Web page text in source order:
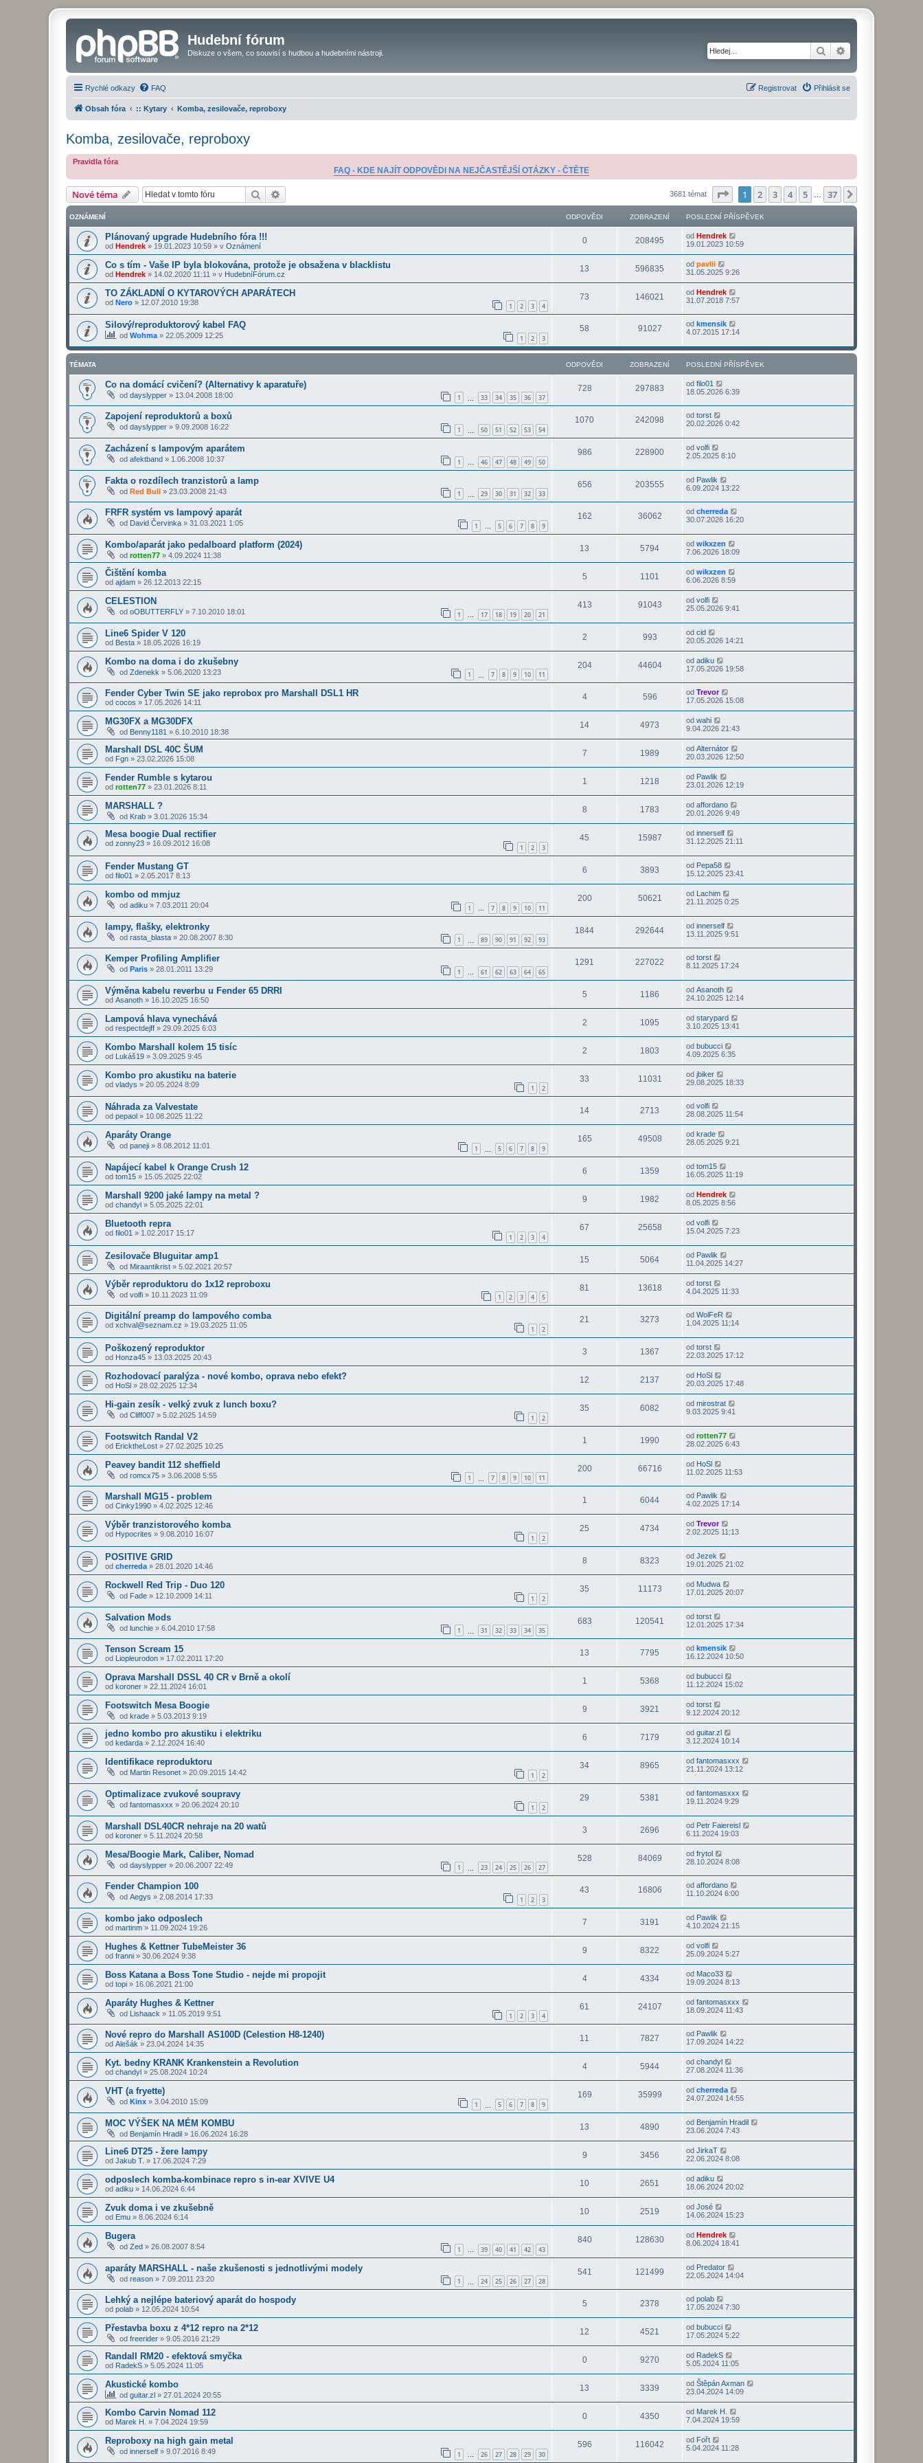
Hudební fórum
Diskuze o všem, co souvisí s hudbou a hudebními nástroji. Hledat
Rychlé odkazy FAQ Přihlásit se
Registrovat
Obsah fóra :: Kytary Komba, zesilovače, reproboxy
Komba, zesilovače, reproboxy
Pravidla fóra
FAQ - KDE NAJÍT ODPOVĚDI NA NEJČASTĚJŠÍ OTÁZKY - ČTĚTE
Nové téma Hledat 3681 témat Stránka z
1 2 3 4 5 37
OZNÁMENÍ ODPOVĚDI ZOBRAZENÍ POSLEDNÍ PŘÍSPĚVEK
Plánovaný upgrade Hudebního fóra !!!
od Hendrek » 19.01.2023 10:59 » v Oznámení
0 208495 od Hendrek
19.01.2023 10:59
Co s tím - Vaše IP byla blokována, protože je obsažena v blacklistu
od Hendrek » 14.02.2020 11:11 » v HudebníFórum.cz
13 596835 od pavlii
31.05.2025 9:26
TO ZÁKLADNÍ O KYTAROVÝCH APARÁTECH
od Nero » 12.07.2010 19:38 1 2 3 4
73 146021 od Hendrek
31.07.2018 7:57
Silový/reproduktorový kabel FAQ
od Wohma » 22.05.2009 12:25 1 2 3
58 91027 od kmensik
4.07.2015 17:14
TÉMATA ODPOVĚDI ZOBRAZENÍ POSLEDNÍ PŘÍSPĚVEK
Co na domácí cvičení? (Alternativy k aparatuře)
od dayslypper » 13.04.2008 18:00 1 33 34 35 36 37
728 297883 od filo01
18.05.2026 6:39
Zapojení reproduktorů a boxů
od dayslypper » 9.09.2008 16:22 1 50 51 52 53 54
1070 242098 od torst
20.02.2026 0:42
Zacházení s lampovým aparátem
od afektband » 1.06.2008 10:37 1 … 46 47 48 49 50
986 228900 od volfi
2.05.2025 8:10
Fakta o rozdílech tranzistorů a lamp
od Red Bull » 23.03.2008 21:43 1 29 30 31 32 33
656 203555 od Pawlik
6.09.2024 13:22
FRFR systém vs lampový aparát
od David Červinka » 31.03.2021 1:05 1 … 5 6 7 8 9
162 36062 od cherreda
30.07.2026 16:20
Kombo/aparát jako pedalboard platform (2024)
od rotten77 » 4.09.2024 11:38
13 5794 od wikxzen
7.06.2026 18:09
Čištění komba
od ajdam » 26.12.2013 22:15
5 1101 od wikxzen
6.06.2026 8:59
CELESTION
od oOBUTTERFLY » 7.10.2010 18:01 1 … 17 18 19 20 21
413 91043 od volfi
25.05.2026 9:41
Line6 Spider V 120
od Besta » 18.05.2026 16:19
2 993 od cid
20.05.2026 14:21
Kombo na doma i do zkušebny
od Zdenekk » 5.06.2020 13:23 1 7 8 9 10 11
204 44604 od adiku
17.05.2026 19:58
Fender Cyber Twin SE jako reprobox pro Marshall DSL1 HR
od cocos » 17.05.2026 14:11
4 596 od Trevor
17.05.2026 15:08
MG30FX a MG30DFX
od Benny1181 » 6.10.2010 18:38
14 4973 od wahi
9.04.2026 21:43
Marshall DSL 40C ŠUM
od Fgn » 23.02.2026 15:08
7 1989 od Alternátor
20.03.2026 12:50
Fender Rumble s kytarou
od rotten77 » 23.01.2026 8:11
1 1218 od Pawlik
23.01.2026 12:19
MARSHALL ?
od Krab » 3.01.2026 15:34
8 1783 od affordano
20.01.2026 9:49
Mesa boogie Dual rectifier
od zonny23 » 16.09.2012 16:08 1 2 3
45 15987 od innerself
31.12.2025 21:11
Fender Mustang GT
od filo01 » 2.05.2017 8:13
6 3893 od Pepa58
15.12.2025 23:41
kombo od mmjuz
od adiku » 7.03.2011 20:04 1 … 7 8 9 10 11
200 50621 od Lachim
21.11.2025 0:25
lampy, flašky, elektronky
od rasta_blasta » 20.08.2007 8:30 1 89 90 91 92 93
1844 292644 od innerself
13.11.2025 9:51
Kemper Profiling Amplifier
od Paris » 28.01.2011 13:29 1 … 61 62 63 64 65
1291 227022 od torst
8.11.2025 17:24
Výměna kabelu reverbu u Fender 65 DRRI
od Asanoth » 16.10.2025 16:50
5 1186 od Asanoth
24.10.2025 12:14
Lampová hlava vynechává
od respectdejff » 29.09.2025 6:03
2 1095 od starypard
3.10.2025 13:41
Kombo Marshall kolem 15 tisíc
od Lukáš19 » 3.09.2025 9:45
2 1803 od bubucci
4.09.2025 6:35
Kombo pro akustiku na baterie
od vladys » 20.05.2024 8:09 1 2
33 11031 od jbiker
29.08.2025 18:33
Náhrada za Valvestate
od pepaol » 10.08.2025 11:22
14 2713 od volfi
28.08.2025 11:54
Aparáty Orange
od paneji » 8.08.2012 11:01 1 5 6 7 8 9
165 49508 od krade
28.05.2025 9:21
Napájecí kabel k Orange Crush 12
od tom15 » 15.05.2025 22:02
6 1359 od tom15
16.05.2025 11:19
Marshall 9200 jaké lampy na metal ?
od chandyl » 5.05.2025 22:01
9 1982 od Hendrek
8.05.2025 8:56
Bluetooth repra
od filo01 » 1.02.2017 15:17 1 2 3 4
67 25658 od volfi
15.04.2025 7:23
Zesilovače Bluguitar amp1
od Miraantikrist » 5.02.2021 20:57
15 5064 od Pawlik
11.04.2025 14:27
Výběr reproduktoru do 1x12 reproboxu
od volfi » 10.11.2023 11:09 1 2 3 4 5
81 13618 od torst
4.04.2025 11:33
Digitální preamp do lampového comba
od xchval@seznam.cz » 19.03.2025 11:05 1 2
21 3273 od WolFeR
1.04.2025 11:14
Poškozený reproduktor
od Honza45 » 13.03.2025 20:43
3 1367 od torst
22.03.2025 17:12
Rozhodovací paralýza - nové kombo, oprava nebo efekt?
od HoSl » 28.02.2025 12:34
12 2137 od HoSl
20.03.2025 17:48
Hi-gain zesík - velký zvuk z lunch boxu?
od Cliff007 » 5.02.2025 14:59 1 2
35 6082 od mirostrat
9.03.2025 9:41
Footswitch Randal V2
od EricktheLost » 27.02.2025 10:25
1 1990 od rotten77
28.02.2025 6:43
Peavey bandit 112 sheffield
od romcx75 » 3.06.2008 5:55 1 7 8 9 10 11
200 66716 od HoSl
11.02.2025 11:53
Marshall MG15 - problem
od Cinky1990 » 4.02.2025 12:46
1 6044 od Pawlik
4.02.2025 17:14
Výběr tranzistorového komba
od Hypocrites » 9.08.2010 16:07 1 2
25 4734 od Trevor
2.02.2025 11:13
POSITIVE GRID
od cherreda » 28.01.2020 14:46
8 8323 od Jezek
19.01.2025 21:02
Rockwell Red Trip - Duo 120
od Fade » 12.10.2009 14:11 1 2
35 11173 od Mudwa
17.01.2025 20:07
Salvation Mods
od lunchie » 6.04.2010 17:58 1 31 32 33 34 35
683 120541 od torst
12.01.2025 17:34
Tenson Scream 15
od Liopleurodon » 17.02.2011 17:20
13 7795 od kmensik
16.12.2024 10:50
Oprava Marshall DSSL 40 CR v Brně a okolí
od koroner » 22.11.2024 16:01
1 5368 od bubucci
11.12.2024 15:02
Footswitch Mesa Boogie
od krade » 5.03.2013 9:19
9 3921 od torst
9.12.2024 20:12
jedno kombo pro akustiku i elektriku
od kedarda » 2.12.2024 16:40
6 7179 od guitar.zl
3.12.2024 10:14
Identifikace reproduktoru
od Martin Resonet » 20.09.2015 14:42 1 2
34 8965 od fantomasxxx
21.11.2024 13:12
Optimalizace zvukové soupravy
od fantomasxxx » 20.06.2024 20:10 1 2
29 5381 od fantomasxxx
19.11.2024 9:29
Marshall DSL40CR nehraje na 20 watů
od koroner » 5.11.2024 20:58
3 2696 od Petr Faiereisl
6.11.2024 19:03
Mesa/Boogie Mark, Caliber, Nomad
od dayslypper » 20.06.2007 22:49 1 23 24 25 26 27
528 84069 od frytol
28.10.2024 8:08
Fender Champion 100
od Aegys » 2.08.2014 17:33 1 2 3
43 16806 od affordano
11.10.2024 6:00
kombo jako odposlech
od martinm » 11.09.2024 19:26
7 3191 od Pawlik
4.10.2024 21:15
Hughes & Kettner TubeMeister 36
od franni » 30.06.2024 9:38
9 8322 od volfi
25.09.2024 5:27
Boss Katana a Boss Tone Studio - nejde mi propojit
od topi » 16.06.2021 21:00
4 4334 od Maco33
19.09.2024 8:13
Aparáty Hughes & Kettner
od Lishaack » 11.05.2019 9:51 1 2 3 4
61 24107 od fantomasxxx
18.09.2024 11:43
Nové repro do Marshall AS100D (Celestion H8-1240)
od Alešák » 23.04.2024 14:35
11 7827 od Pawlik
17.09.2024 14:22
Kyt. bedny KRANK Krankenstein a Revolution
od chandyl » 25.08.2024 10:24
4 5944 od chandyl
27.08.2024 11:36
VHT (a fryette)
od Kinx » 3.04.2010 15:09 1 5 6 7 8 9
169 35999 od cherreda
24.07.2024 14:55
MOC VÝŠEK NA MÉM KOMBU
od Benjamín Hradil » 16.06.2024 16:28
13 4890 od Benjamín Hradil
23.06.2024 7:43
Line6 DT25 - žere lampy
od Jakub T. » 17.06.2024 7:29
9 3456 od JirkaT
22.06.2024 8:08
odposlech komba-kombinace repro s in-ear XVIVE U4
od adiku » 14.06.2024 6:44
10 2651 od adiku
18.06.2024 20:02
Zvuk doma i ve zkušebně
od Emu » 8.06.2024 6:14
10 2519 od José
14.06.2024 15:23
Bugera
od Zed » 26.08.2007 8:54 1 … 39 40 41 42 43
840 128630 od Hendrek
8.06.2024 18:41
aparáty MARSHALL - naše zkušenosti s jednotlivými modely
od reason » 7.09.2011 23:20 1 24 25 26 27 28
541 121499 od Predator
22.05.2024 14:04
Lehký a nejlépe bateriový aparát do hospody
od polab » 12.05.2024 10:54
5 2378 od polab
17.05.2024 7:30
Přestavba boxu z 4*12 repro na 2*12
od freerider » 9.05.2016 21:29
12 4521 od bubucci
17.05.2024 5:22
Randall RM20 - efektová smyčka
od RadekS » 5.05.2024 11:05
0 9270 od RadekS
5.05.2024 11:05
Akustické kombo
od guitar.zl » 27.01.2024 20:55
13 3339 od Štěpán Axman
23.04.2024 14:09
Kombo Carvin Nomad 112
od Marek H. » 7.04.2024 19:59
0 4350 od Marek H.
7.04.2024 19:59
Reproboxy na high gain metal
od innerself » 9.07.2016 8:49 1 … 26 27 28 29 30
596 116042 od Fořt
5.04.2024 11:28